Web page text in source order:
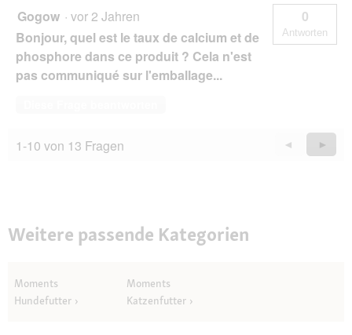
Gogow · vor 2 Jahren
Bonjour, quel est le taux de calcium et de
phosphore dans ce produit ? Cela n'est
pas communiqué sur l'emballage...
0
Antworten
1-10 von 13 Fragen
Zurück
Questions
◄
Weiter
►
Weitere passende Kategorien
Moments
Hundefutter
Moments
Katzenfutter